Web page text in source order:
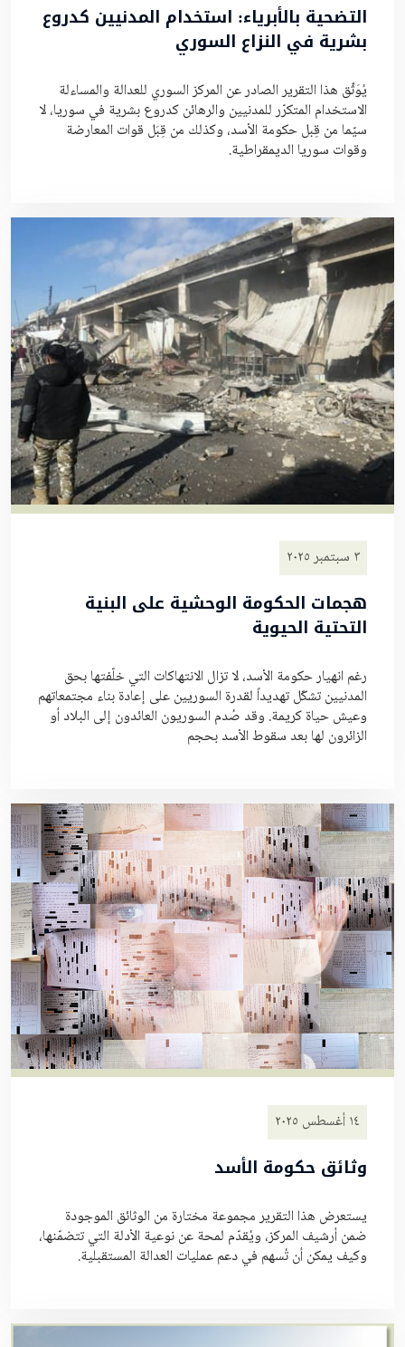
التضحية بالأبرياء: استخدام المدنيين كدروع
بشرية في النزاع السوري
يُوَثِّق هذا التقرير الصادر عن المركز السوري للعدالة والمساءلة
الاستخدام المتكرّر للمدنيين والرهائن كدروع بشرية في سوريا، لا
سيّما من قِبل حكومة الأسد، وكذلك من قِبَل قوات المعارضة
وقوات سوريا الديمقراطية.
٣ سبتمبر ٢٠٢٥
هجمات الحكومة الوحشية على البنية
التحتية الحيوية
رغم انهيار حكومة الأسد، لا تزال الانتهاكات التي خلّفتها بحق
المدنيين تشكّل تهديداً لقدرة السوريين على إعادة بناء مجتمعاتهم
وعيش حياة كريمة. وقد صُدم السوريون العائدون إلى البلاد أو
الزائرون لها بعد سقوط الأسد بحجم
١٤ أغسطس ٢٠٢٥
وثائق حكومة الأسد
يستعرض هذا التقرير مجموعة مختارة من الوثائق الموجودة
ضمن أرشيف المركز، ويُقدّم لمحة عن نوعية الأدلة التي تتضمّنها،
وكيف يمكن أن تُسهم في دعم عمليات العدالة المستقبلية.